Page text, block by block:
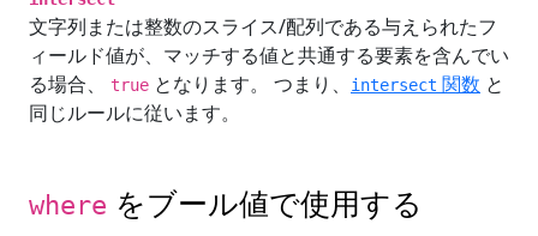
文字列または整数のスライス/配列である与えられたフ
ィールド値が、マッチする値と共通する要素を含んでい
る場合、
true となります。 つまり、 intersect 関数 と
同じルールに従います。
where をブール値で使用する